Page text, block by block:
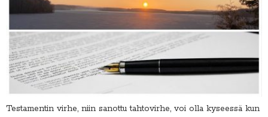
Testamentin virhe, niin sanottu tahtovirhe, voi olla kyseessä kun